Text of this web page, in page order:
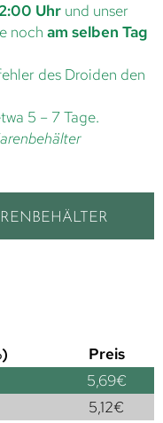
Uhr und unser
noch am selben Tag
des Droiden den
5 – 7 Tage.
Preis
5,69€
5,12€